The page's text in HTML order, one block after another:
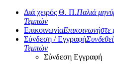
Διά χειρός Θ. Π.Παλιά
Τεμπών
Επικοινωνία
Σύνδεση / Εγγραφή
Τεμπών
Σύνδεση Εγγραφή